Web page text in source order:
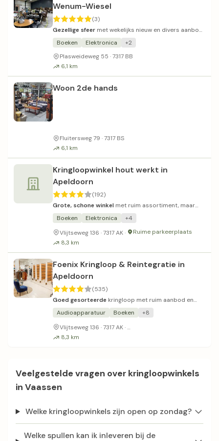
Wenum-Wiesel
(3)
Gezellige sfeer met wekelijks nieuw en divers aanbod
voor lage prijzen.
Boeken Elektronica
+2
Plasweideweg 55 · 7317 BB
6,1 km
Woon 2de hands
Fluitersweg 79 · 7317 BS
6,1 km
Kringloopwinkel hout werkt in
Apeldoorn
(192)
Grote, schone winkel met ruim assortiment, maar
prijzen zijn aan de hoge kant.
Boeken Elektronica
+4
Vlijtseweg 136 · 7317 AK ·
Ruime parkeerplaats
8,3 km
Foenix Kringloop & Reintegratie in
Apeldoorn
(535)
Goed gesorteerde kringloop met ruim aanbod en
glaswerk.
Audioapparatuur Boeken
+8
Vlijtseweg 136 · 7317 AK ·
8,3 km
Veelgestelde vragen over kringloopwinkels
in Vaassen
Welke kringloopwinkels zijn open op zondag?
Welke spullen kan ik inleveren bij de